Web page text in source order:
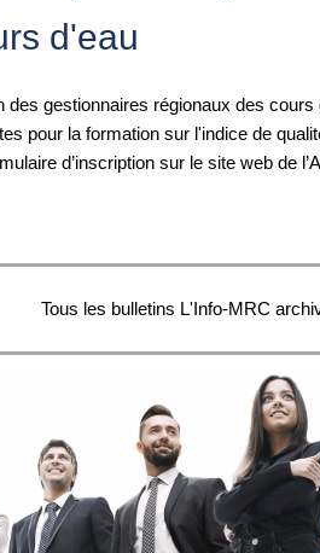
d'eau
des gestionnaires régionaux des
pour la formation sur l'indice de
d’inscription sur le site web de
Tous les bulletins L'Info-MRC